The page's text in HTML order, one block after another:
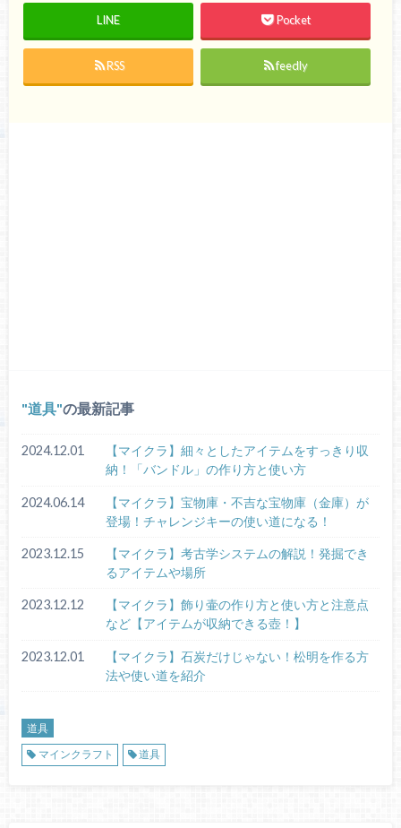
LINE Pocket
RSS feedly
道具 の最新記事
2024.12.01
【マイクラ】細々としたアイテムをすっきり収
納！「バンドル」の作り方と使い方
2024.06.14
【マイクラ】宝物庫・不吉な宝物庫（金庫）が
登場！チャレンジキーの使い道になる！
2023.12.15
【マイクラ】考古学システムの解説！発掘でき
るアイテムや場所
2023.12.12
【マイクラ】飾り壷の作り方と使い方と注意点
など【アイテムが収納できる壺！】
2023.12.01
【マイクラ】石炭だけじゃない！松明を作る方
法や使い道を紹介
道具
マインクラフト
道具